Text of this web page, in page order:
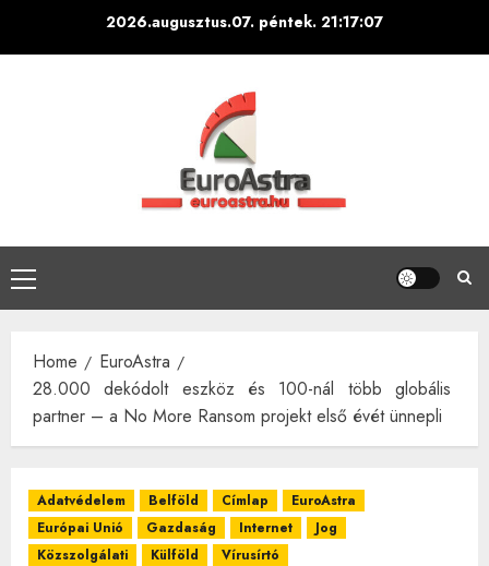
2026.augusztus.07. péntek. 21:17:08
Primary
Menu
Home
EuroAstra
28.000 dekódolt eszköz és 100-nál több globális
partner – a No More Ransom projekt első évét ünnepli
Adatvédelem Belföld Címlap
EuroAstra
Európai Unió
Gazdaság Internet
Jog
Közszolgálati
Külföld Vírusírtó